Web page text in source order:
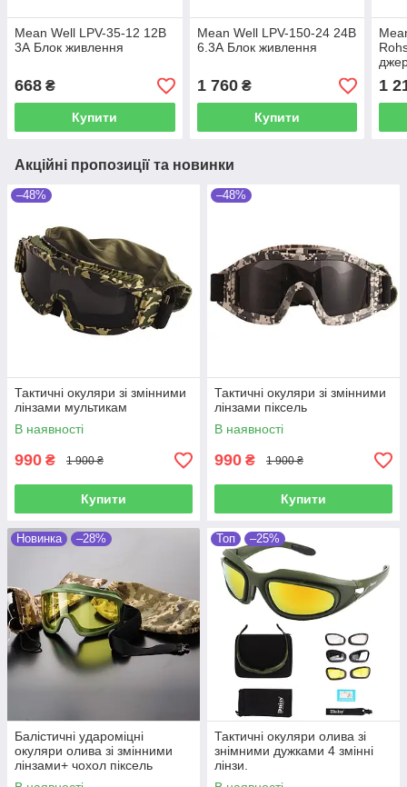
Mean Well LPV-35-12 12В
3А Блок живлення
668 ₴
Купити
Mean Well LPV-150-24 24В
6.3А Блок живлення
1 760₴
Купити
1
Акційні пропозиції та новинки
–48%
Тактичні окуляри зі змінними
лінзами мультикам
В наявності
990 ₴ 1 900 ₴
Купити
–48%
Тактичні окуляри зі змінними
лінзами піксель
В наявності
990 ₴ 1 900 ₴
Купити
Новинка –28%
Балістичні удароміцні
окуляри олива зі змінними
лінзами+ чохол піксель
Топ –25%
Тактичні окуляри олива зі
знімними дужками 4 змінні
лінзи.